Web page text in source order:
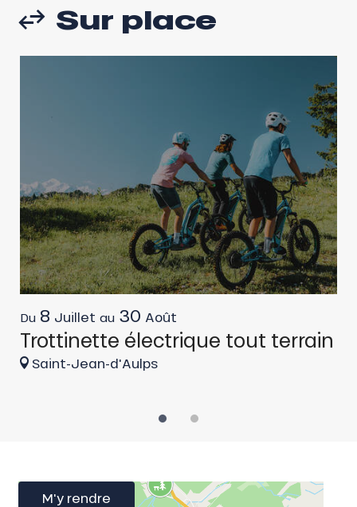
Sur place
Du 8 Juillet au 30 Août
Trottinette électrique tout terrain
Saint-Jean-d'Aulps
M'y rendre